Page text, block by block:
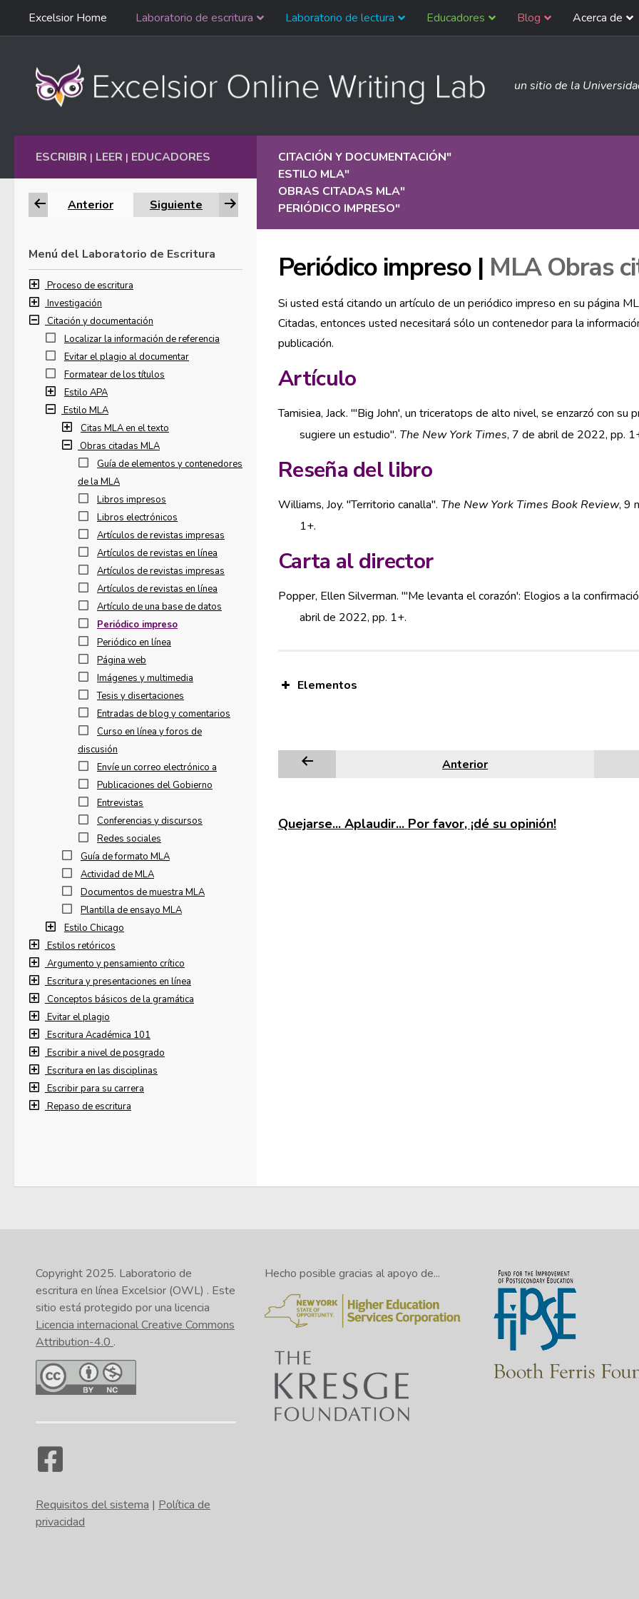
Ir al contenido
navegación
Excelsior Home Laboratorio de escritura Laboratorio de lectura Educadores Blog Acerca de
un sitio de la
CITACIÓN Y DOCUMENTACIÓN"
ESTILO MLA"
OBRAS CITADAS MLA"
PERIÓDICO IMPRESO"
Periódico impreso | MLA Obras
Si usted está citando un artículo de un periódico impreso en su página
Citadas, entonces usted necesitará sólo un contenedor para la
publicación.
Artículo
Tamisiea, Jack. "'Big John', un triceratops de alto nivel, se enzarzó con su
sugiere un estudio". The New York Times, 7 de abril de 2022, pp.
Reseña del libro
Williams, Joy. "Territorio canalla". The New York Times Book Review, 9
1+.
Carta al director
Popper, Ellen Silverman. "'Me levanta el corazón': Elogios a la
abril de 2022, pp. 1+.
Elementos
Anterior
Quejarse... Aplaudir... Por favor, ¡dé su opinión!
ESCRIBIR | LEER | EDUCADORES
Anterior Siguiente
Menú del Laboratorio de Escritura
Proceso de escritura
Investigación
Citación y documentación
Localizar la información de referencia
Evitar el plagio al documentar
Formatear de los títulos
Estilo APA
Estilo MLA
Citas MLA en el texto
Obras citadas MLA
Guía de elementos y contenedores
de la MLA
Libros impresos
Libros electrónicos
Artículos de revistas impresas
Artículos de revistas en línea
Artículos de revistas impresas
Artículos de revistas en línea
Artículo de una base de datos
Periódico impreso
Periódico en línea
Página web
Imágenes y multimedia
Tesis y disertaciones
Entradas de blog y comentarios
Curso en línea y foros de
discusión
Envíe un correo electrónico a
Publicaciones del Gobierno
Entrevistas
Conferencias y discursos
Redes sociales
Guía de formato MLA
Actividad de MLA
Documentos de muestra MLA
Plantilla de ensayo MLA
Estilo Chicago
Estilos retóricos
Argumento y pensamiento crítico
Escritura y presentaciones en línea
Conceptos básicos de la gramática
Evitar el plagio
Escritura Académica 101
Escribir a nivel de posgrado
Escritura en las disciplinas
Escribir para su carrera
Repaso de escritura
Copyright 2025. Laboratorio de
escritura en línea Excelsior (OWL) . Este
sitio está protegido por una licencia
Licencia internacional Creative Commons
Attribution-4.0 .
Requisitos del sistema | Política de
privacidad
Hecho posible gracias al apoyo de...